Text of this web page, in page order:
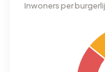
Inwoners per